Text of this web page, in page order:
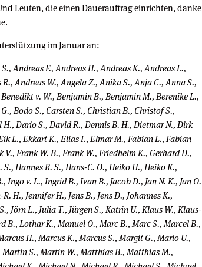
Leuten, die einen Dauerauftrag einrichten, danke
im Januar an:
Andreas F., Andreas H., Andreas K., Andreas L.,
Andreas W., Angela Z., Anika S., Anja C., Anna S.,
v. W., Benjamin B., Benjamin M., Berenike L.,
Bodo S., Carsten S., Christian B., Christof S.,
Dario S., David R., Dennis B. H., Dietmar N., Dirk
L., Ekkart K., Elias I., Elmar M., Fabian L., Fabian
V., Frank W. B., Frank W., Friedhelm K., Gerhard D.,
Hannes R. S., Hans-C. O., Heiko H., Heiko K.,
Ingo v. L., Ingrid B., Ivan B., Jacob D., Jan N. K., Jan O.
R. H., Jennifer H., Jens B., Jens D., Johannes K.,
Jörn L., Julia T., Jürgen S., Katrin U., Klaus W., Klaus-
B., Lothar K., Manuel O., Marc B., Marc S., Marcel B.,
H., Marcus K., Marcus S., Margit G., Mario U.,
S., Martin W., Matthias B., Matthias M.,